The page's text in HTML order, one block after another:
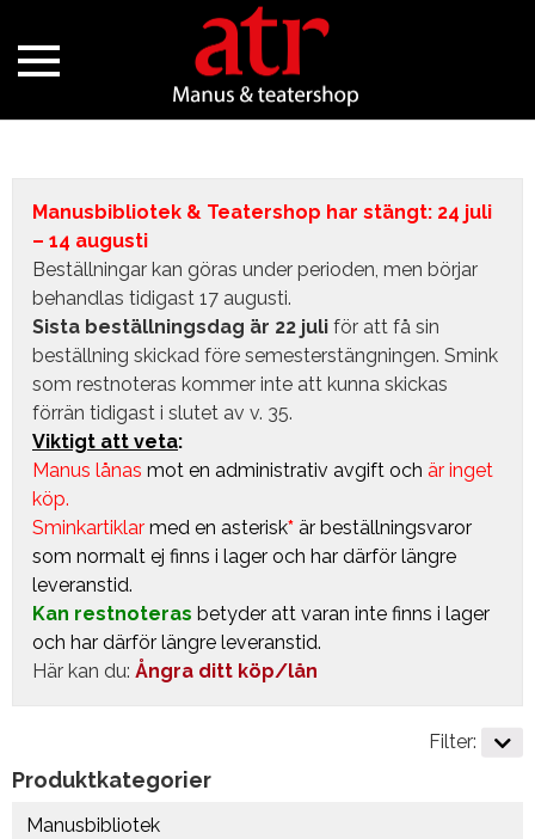
Manusbibliotek & Teatershop har stängt: 24 juli
– 14 augusti
Beställningar kan göras under perioden, men börjar
behandlas tidigast 17 augusti.
Sista beställningsdag är 22 juli för att få sin
beställning skickad före semesterstängningen. Smink
som restnoteras kommer inte att kunna skickas
förrän tidigast i slutet av v. 35.
Viktigt att veta:
Manus lånas mot en administrativ avgift och är inget
köp.
Sminkartiklar med en asterisk* är beställningsvaror
som normalt ej finns i lager och har därför längre
leveranstid.
Kan restnoteras betyder att varan inte finns i lager
och har därför längre leveranstid.
Här kan du: Ångra ditt köp/lån
Produktkategorier
Manusbibliotek
Filter: